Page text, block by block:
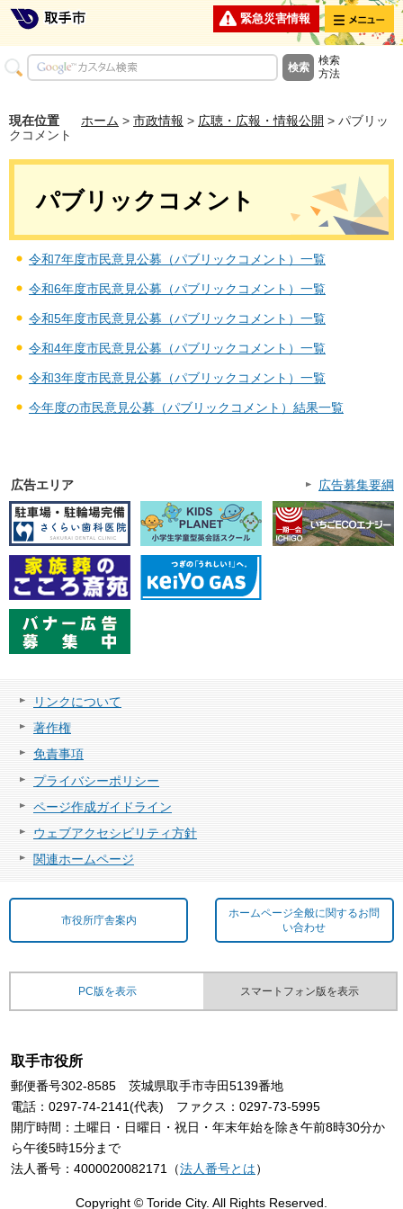
緊急災害情報 メニュー
検索
方法
現在位置 ホーム > 市政情報 > 広聴・広報・情報公開 > パブリッ
クコメント
パブリックコメント
令和7年度市民意見公募（パブリックコメント）一覧
令和6年度市民意見公募（パブリックコメント）一覧
令和5年度市民意見公募（パブリックコメント）一覧
令和4年度市民意見公募（パブリックコメント）一覧
令和3年度市民意見公募（パブリックコメント）一覧
今年度の市民意見公募（パブリックコメント）結果一覧
広告エリア 広告募集要綱
リンクについて
著作権
免責事項
プライバシーポリシー
ページ作成ガイドライン
ウェブアクセシビリティ方針
関連ホームページ
市役所庁舎案内
ホームページ全般に関するお問
い合わせ
PC版を表示 スマートフォン版を表示
取手市役所
郵便番号302-8585 茨城県取手市寺田5139番地
電話：0297-74-2141(代表) ファクス：0297-73-5995
開庁時間：土曜日・日曜日・祝日・年末年始を除き午前8時30分か
ら午後5時15分まで
法人番号：4000020082171（法人番号とは）
Copyright © Toride City. All Rights Reserved.